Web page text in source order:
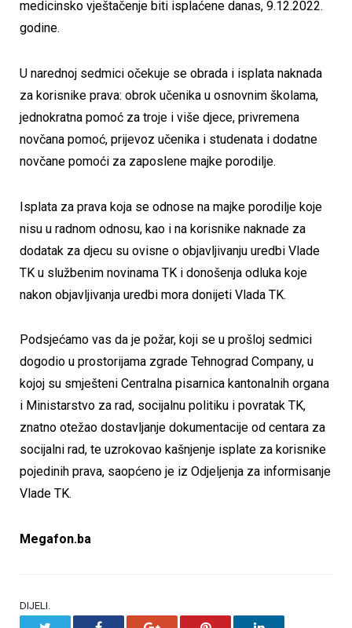
medicinsko vještačenje biti isplaćene danas, 9.12.2022.
godine.
U narednoj sedmici očekuje se obrada i isplata naknada
za korisnike prava: obrok učenika u osnovnim školama,
jednokratna pomoć za troje i više djece, privremena
novčana pomoć, prijevoz učenika i studenata i dodatne
novčane pomoći za zaposlene majke porodilje.
Isplata za prava koja se odnose na majke porodilje koje
nisu u radnom odnosu, kao i na korisnike naknade za
dodatak za djecu su ovisne o objavljivanju uredbi Vlade
TK u službenim novinama TK i donošenja odluka koje
nakon objavljivanja uredbi mora donijeti Vlada TK.
Podsjećamo vas da je požar, koji se u prošloj sedmici
dogodio u prostorijama zgrade Tehnograd Company, u
kojoj su smješteni Centralna pisarnica kantonalnih organa
i Ministarstvo za rad, socijalnu politiku i povratak TK,
znatno otežao dostavljanje dokumentacije od centara za
socijalni rad, te uzrokovao kašnjenje isplate za korisnike
pojedinih prava, saopćeno je iz Odjeljenja za informisanje
Vlade TK.
Megafon.ba
DIJELI.